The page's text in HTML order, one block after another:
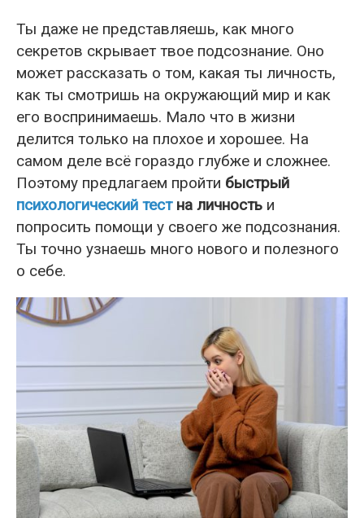
Ты даже не представляешь, как много
секретов скрывает твое подсознание. Оно
может рассказать о том, какая ты личность,
как ты смотришь на окружающий мир и как
его воспринимаешь. Мало что в жизни
делится только на плохое и хорошее. На
самом деле всё гораздо глубже и сложнее.
Поэтому предлагаем пройти быстрый
психологический тестна личность и
попросить помощи у своего же подсознания.
Ты точно узнаешь много нового и полезного
о себе.